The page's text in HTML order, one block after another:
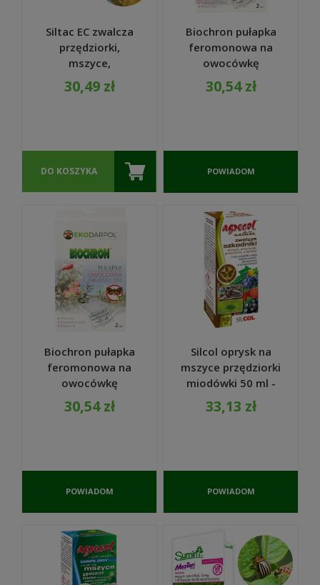
Siltac EC zwalcza
przędziorki,
mszyce,
miseczniki,
miodówki 20ml -
30,49 zł
DO KOSZYKA
Biochron pułapka
feromonowa na
owocówkę
śliwkóweczkę 2szt.
- EKODARPOL
30,54 zł
POWIADOM
DOSTĘPNOŚCI
Biochron pułapka
feromonowa na
owocówkę
jabłkóweczkę 2szt.
- EKODARPOL
30,54 zł
POWIADOM
DOSTĘPNOŚCI
Silcol oprysk na
mszyce przędziorki
miodówki 50 ml -
Agrecol Natura
33,13 zł
POWIADOM
DOSTĘPNOŚCI